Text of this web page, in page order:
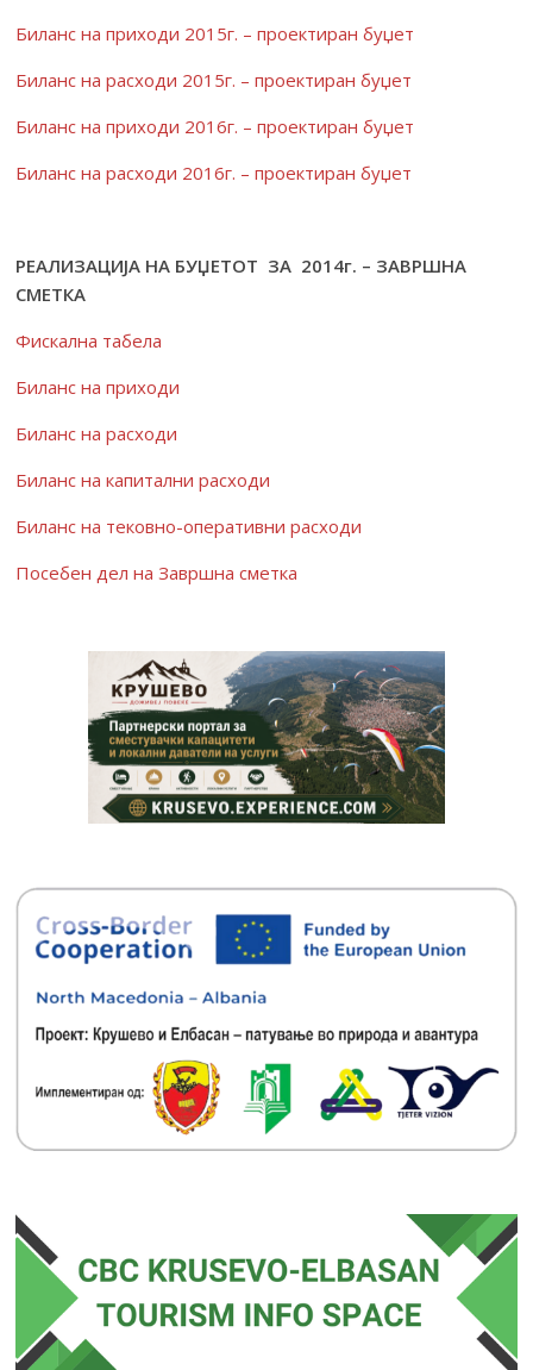
Биланс на приходи 2015г. – проектиран буџет
Биланс на расходи 2015г. – проектиран буџет
Биланс на приходи 2016г. – проектиран буџет
Биланс на расходи 2016г. – проектиран буџет
РЕАЛИЗАЦИЈА НА БУЏЕТOT ЗА 2014г. – ЗАВРШНА
СМЕТКА
Фискална табела
Биланс на приходи
Биланс на расходи
Биланс на капитални расходи
Биланс на тековно-оперативни расходи
Посебен дел на Завршна сметка